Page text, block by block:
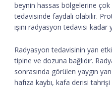
beynin hassas bölgelerine
tedavisinde faydalı olabilir.
ışını radyasyon tedavisi kadar
Radyasyon tedavisinin yan
tipine ve dozuna bağlıdır.
sonrasında görülen yaygın
hafıza kaybı, kafa derisi